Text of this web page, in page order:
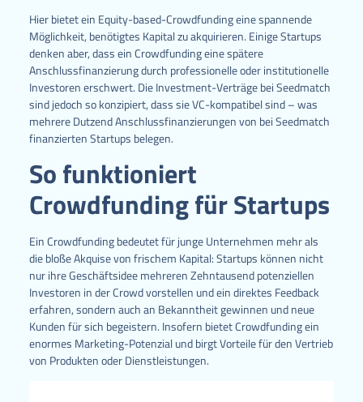
Hier bietet ein Equity-based-Crowdfunding eine spannende
Möglichkeit, benötigtes Kapital zu akquirieren. Einige Startups
denken aber, dass ein Crowdfunding eine spätere
Anschlussfinanzierung durch professionelle oder institutionelle
Investoren erschwert. Die Investment-Verträge bei Seedmatch
sind jedoch so konzipiert, dass sie VC-kompatibel sind – was
mehrere Dutzend Anschlussfinanzierungen von bei Seedmatch
finanzierten Startups belegen.
So funktioniert
Crowdfunding für Startups
Ein Crowdfunding bedeutet für junge Unternehmen mehr als
die bloße Akquise von frischem Kapital: Startups können nicht
nur ihre Geschäftsidee mehreren Zehntausend potenziellen
Investoren in der Crowd vorstellen und ein direktes Feedback
erfahren, sondern auch an Bekanntheit gewinnen und neue
Kunden für sich begeistern. Insofern bietet Crowdfunding ein
enormes Marketing-Potenzial und birgt Vorteile für den Vertrieb
von Produkten oder Dienstleistungen.